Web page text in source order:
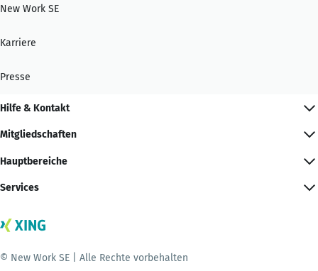
New Work SE
Karriere
Presse
Hilfe & Kontakt
Mitgliedschaften
Hauptbereiche
Services
© New Work SE | Alle Rechte vorbehalten